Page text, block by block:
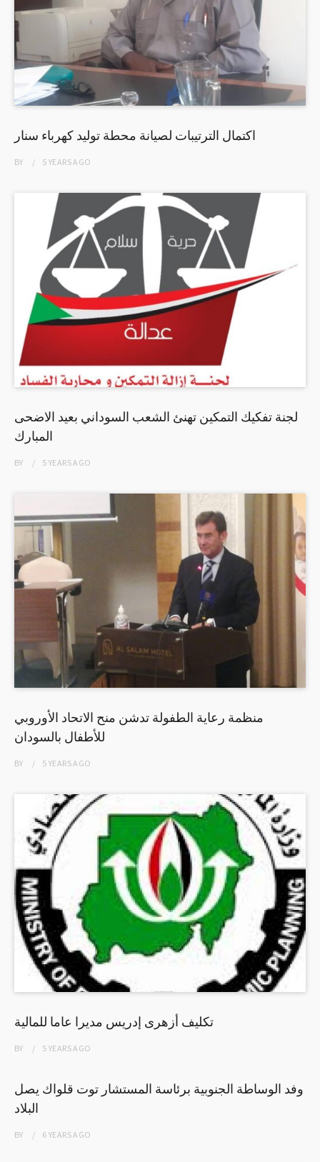
اكتمال الترتيبات لصيانة محطة توليد كهرباء سنار
BY 5 YEARSAGO
لجنة تفكيك التمكين تهنئ الشعب السوداني بعيد الاضحى
المبارك
BY 5 YEARSAGO
منظمة رعاية الطفولة تدشن منح الاتحاد الأوروبي
للأطفال بالسودان
BY 5 YEARSAGO
تكليف أزهرى إدريس مديرا عاما للمالية
BY 5 YEARSAGO
وفد الوساطة الجنوبية برئاسة المستشار توت قلواك يصل
البلاد
BY 6 YEARSAGO